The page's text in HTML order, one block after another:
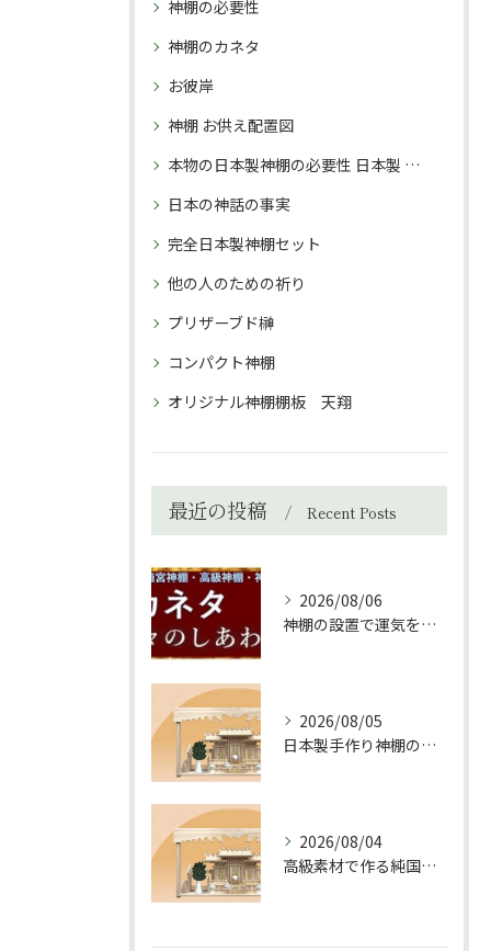
神棚の必要性
神棚のカネタ
お彼岸
神棚 お供え配置図
本物の日本製神棚の必要性 日本製 神棚 購入理由
日本の神話の事実
完全日本製神棚セット
他の人のための祈り
プリザーブド榊
コンパクト神棚
オリジナル神棚棚板 天翔
最近の投稿 Recent Posts
2026/08/06
神棚の設置で運気を上げる秘訣と環境づくり
2026/08/05
日本製手作り神棚の魅力と選び方ガイド
2026/08/04
高級素材で作る純国産神棚の魅力とこだわりの製造過程